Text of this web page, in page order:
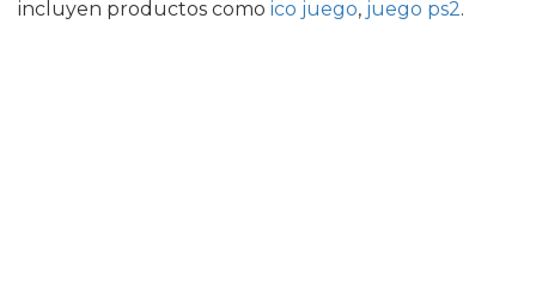
incluyen productos como ico juego, juego ps2.